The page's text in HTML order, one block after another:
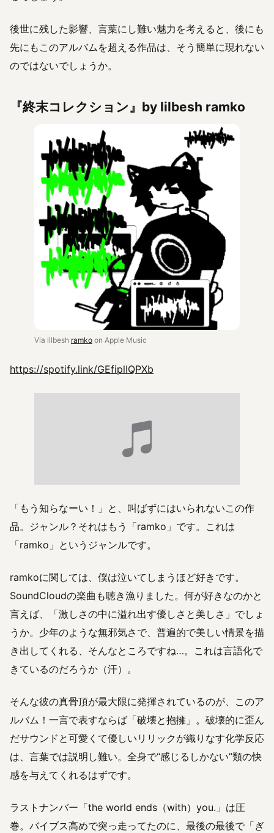
後世に残した影響、言葉にし難い魅力を考えると、後にも
先にもこのアルバムを超える作品は、そう簡単に現れない
のではないでしょうか。
『終末コレクション』by lilbesh ramko
Via lilbesh ramko on Apple Music
https://spotify.link/GEfiplIQPXb
「もう知らなーい！」と、叫ばずにはいられないこの作
品。ジャンル？それはもう「ramko」です。これは
「ramko」というジャンルです。
ramkoに関しては、僕は泣いてしまうほど好きです。
SoundCloudの楽曲も聴き漁りました。何が好きなのかと
言えば、「激しさの中に溢れ出す優しさと美しさ」でしょ
うか。少年のような無邪気さで、普遍的で美しい情景を描
き出してくれる、そんなところですね…。これは言語化で
きているのだろうか（汗）。
そんな彼の真骨頂が最大限に発揮されているのが、このア
ルバム！一言で表すならば「破壊と抱擁」。破壊的に歪ん
だサウンドと可愛くて優しいリリックが織りなす化学反応
は、言葉では説明し難い。全身で“感じるしかない”類の快
感を与えてくれるはずです。
ラストナンバー「the world ends（with）you.」は圧
巻。バイブス高めで突っ走ってたのに、最後の最後で「ぎ